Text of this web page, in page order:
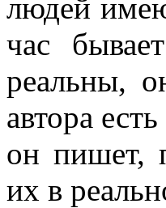
людей
час
реальны,
автора
он пишет,
их в